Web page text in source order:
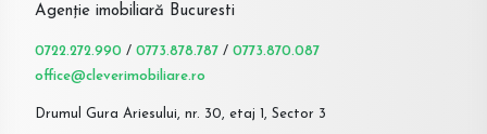
Agenție imobiliară Bucuresti
0722.272.990 / 0773.878.787 / 0773.870.087
office@cleverimobiliare.ro
Drumul Gura Ariesului, nr. 30, etaj 1, Sector 3